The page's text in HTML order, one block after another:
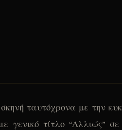
ταυτόχρονα με την
γενικό τίτλο “Αλλιώς”